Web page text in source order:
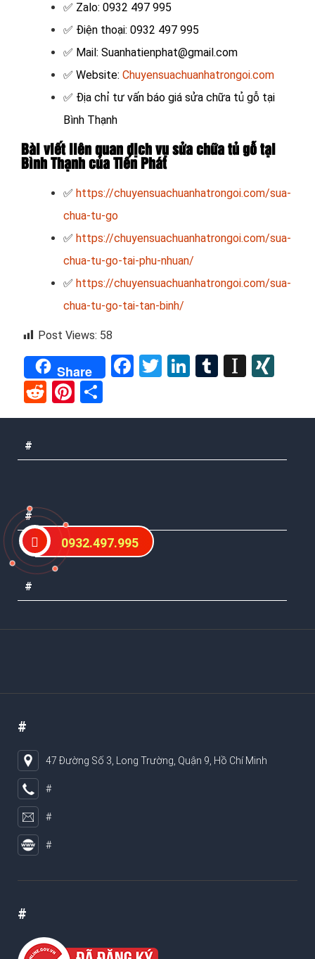
✅ Zalo: 0932 497 995
✅ Điện thoại: 0932 497 995
✅ Mail: Suanhatienphat@gmail.com
✅ Website: Chuyensuachuanhatrongoi.com
✅ Địa chỉ tư vấn báo giá sửa chữa tủ gỗ tại
Bình Thạnh
Bài viết liên quan dịch vụ sửa chữa tủ gỗ tại
Bình Thạnh của Tiến Phát
✅ https://chuyensuachuanhatrongoi.com/sua-
chua-tu-go
✅ https://chuyensuachuanhatrongoi.com/sua-
chua-tu-go-tai-phu-nhuan/
✅ https://chuyensuachuanhatrongoi.com/sua-
chua-tu-go-tai-tan-binh/
Post Views: 58
Share Facebook
TwitterLinkedIn
Tumblr
RedditPinterest
#
#
#
#
47 Đường Số 3, Long Trường, Quận 9, Hồ Chí Minh
#
#
#
#
0932.497.995